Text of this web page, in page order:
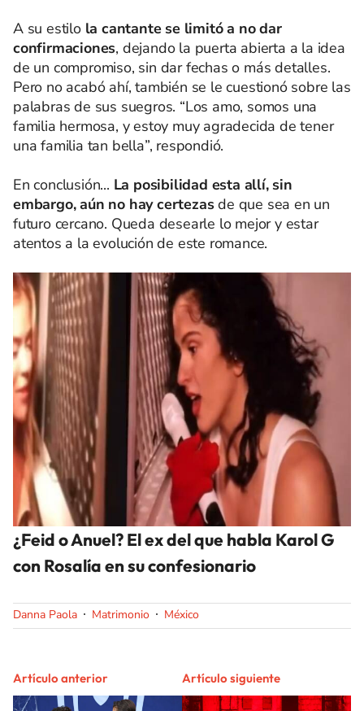
A su estilo la cantante se limitó a no dar
confirmaciones, dejando la puerta abierta a la idea
de un compromiso, sin dar fechas o más detalles.
Pero no acabó ahí, también se le cuestionó sobre las
palabras de sus suegros. “Los amo, somos una
familia hermosa, y estoy muy agradecida de tener
una familia tan bella”, respondió.
En conclusión... La posibilidad esta allí, sin
embargo, aún no hay certezasde que sea en un
futuro cercano. Queda desearle lo mejor y estar
atentos a la evolución de este romance.
¿Feid o Anuel? El ex del que habla Karol G
con Rosalía en su confesionario
Danna Paola Matrimonio México
Artículo anterior Artículo siguiente